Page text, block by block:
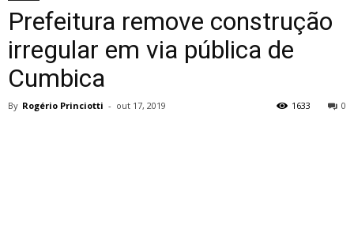
Prefeitura remove construção
irregular em via pública de
Cumbica
By Rogério Princiotti - out 17, 2019 0
1633